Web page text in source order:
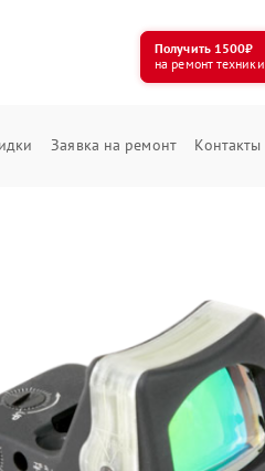
Получить 1500₽
на ремонт техники
Заявка на ремонт Контакты